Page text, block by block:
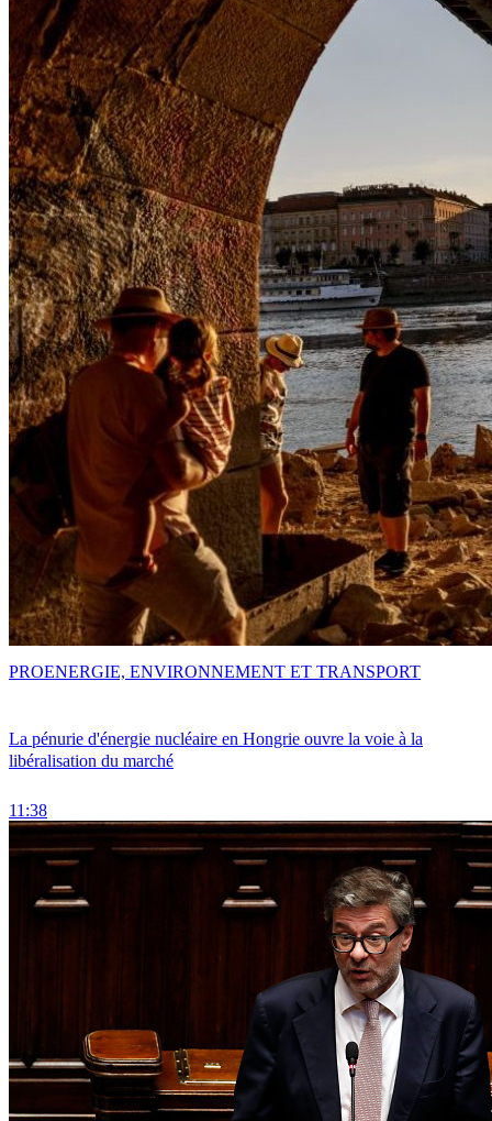
La pénurie d'énergie nucléaire en Hongrie ouvre la voie à la
libéralisation du marché
11:38
PROENERGIE, ENVIRONNEMENT ET TRANSPORT